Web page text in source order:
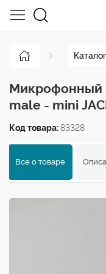
Каталог
Микрофонный
male - mini
Код товара:83328
Все о товаре